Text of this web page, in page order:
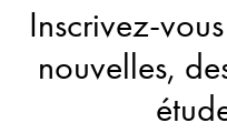
Inscrivez-
nouvelles,